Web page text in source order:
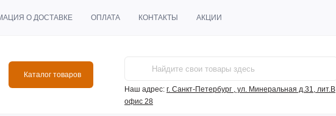
О ДОСТАВКЕ ОПЛАТА КОНТАКТЫ АКЦИИ
Каталог товаров
Наш адрес: г. Санкт-Петербург , ул. Минеральная д.31, лит.В
офис 28